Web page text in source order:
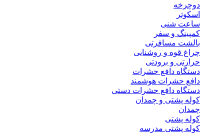
دوچرخه
اسکوتر
ساعت شنی
کمپینگ و سفر
بالشت مسافرتی
چراغ قوه و روشنایی
حرارتی و برودتی
دستگاه دافع حشرات
دافع حشرات هوشمند
دستگاه دافع حشرات دستی
کوله پشتی و چمدان
چمدان
کوله پشتی
کوله پشتی مدرسه